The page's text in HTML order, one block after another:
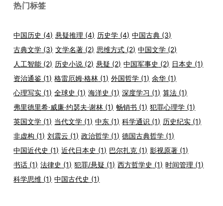
热门标签
中国历史 (4) 悬疑推理 (4) 历史学 (4) 中国古典 (3)
古典文学 (3) 文学名著 (2) 思维方式 (2) 中国文学 (2)
人工智能 (2) 历史小说 (2) 悬疑 (2) 中国军事史 (2) 日本史 (1)
资治通鉴 (1) 格雷厄姆·格林 (1) 外国哲学 (1) 余华 (1)
心理写实 (1) 全球史 (1) 海洋史 (1) 深度学习 (1) 算法 (1)
弗里德里希·威廉·约瑟夫·谢林 (1) 畅销书 (1) 犯罪心理学 (1)
英国文学 (1) 当代文学 (1) 中东 (1) 科学通识 (1) 历史纪实 (1)
非虚构 (1) 刘震云 (1) 政治哲学 (1) 德国古典哲学 (1)
中国近代史 (1) 近代日本史 (1) 巴尔扎克 (1) 影视原著 (1)
书话 (1) 法律史 (1) 犯罪/悬疑 (1) 西方哲学史 (1) 时间管理 (1)
科学思维 (1) 中国古代史 (1)